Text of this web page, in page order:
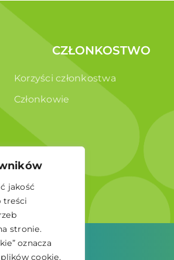
jakość
treści
stronie.
oznacza
cookie.
CZŁONKOSTWO
Korzyści członkostwa
Członkowie